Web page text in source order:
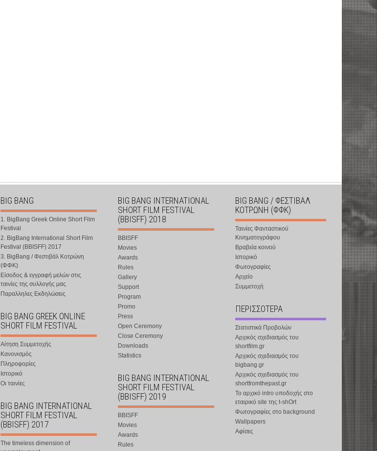
BIG BANG
1. BigBang Greek Online Short Film
Festival
2. BigBang International Short Film
Festival (BBISFF) 2017
3. BigBang / Φεστιβάλ Κοτρώνη
(ΦΦΚ)
Είσοδος & εγγραφή μελών στις
ταινίες της συλλογής μας
Παραλληλες Εκδηλώσεις
BIG BANG GREEK ONLINE
SHORT FILM FESTIVAL
Αίτηση Συμμετοχής
Κανονισμός
Πληροφορίες
Ιστορικό
Οι ταινίες
BIG BANG INTERNATIONAL
SHORT FILM FESTIVAL
(BBISFF) 2017
The timeless dimension of
BIG BANG INTERNATIONAL
SHORT FILM FESTIVAL
(BBISFF) 2018
BBISFF
Movies
Awards
Rules
Gallery
Support
Program
Promo
Press
Open Ceremony
Close Ceremony
Downloads
Statistics
BIG BANG INTERNATIONAL
SHORT FILM FESTIVAL
(BBISFF) 2019
BBISFF
Movies
Awards
Rules
BIG BANG / ΦΕΣΤΙΒΑΛ
ΚΟΤΡΩΝΗ (ΦΦΚ)
Ταινίες Φανταστικού
Κινηματογράφου
Βραβεία κοινού
Ιστορικό
Φωτογραφίες
Αρχείο
Συμμετοχή
ΠΕΡΙΣΣΟΤΕΡΑ
Στατιστικά Προβολών
Αρχικός σχεδιασμός του
shortfilm.gr
Αρχικός σχεδιασμός του
bigbang.gr
Αρχικός σχεδιασμός του
shortfromthepast.gr
Το αρχικό intro υποδοχής στο
εταιρικό site της t-shOrt
Φωτογραφίες στο background
Wallpapers
Αφίσες